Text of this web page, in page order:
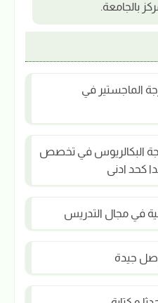
بالجامعة.
الماجستير في
البكالريوس في تخصص
كحد ادنى
في مجال التدريس
جيدة